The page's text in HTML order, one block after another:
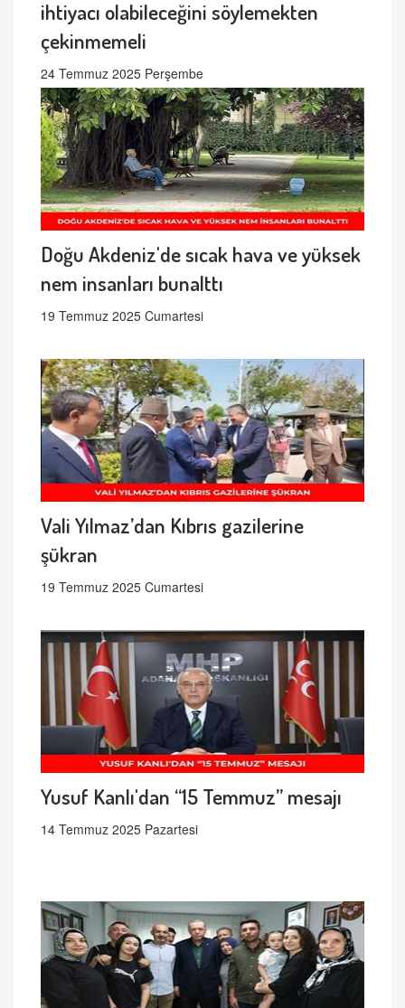
ihtiyacı olabileceğini söylemekten
çekinmemeli
24 Temmuz 2025 Perşembe
Doğu Akdeniz'de sıcak hava ve yüksek
nem insanları bunalttı
19 Temmuz 2025 Cumartesi
Vali Yılmaz’dan Kıbrıs gazilerine
şükran
19 Temmuz 2025 Cumartesi
Yusuf Kanlı'dan “15 Temmuz” mesajı
14 Temmuz 2025 Pazartesi